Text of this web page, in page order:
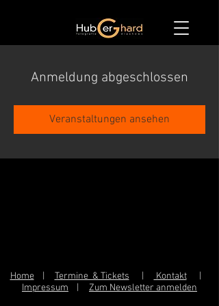
Anmeldung abgeschlossen
Veranstaltungen ansehen
Home| Termine & Tickets Kontakt|
Impressum
Zum Newsletter anmelden